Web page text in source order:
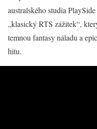
australského studia
„klasický RTS zážitek“,
temnou fantasy náladu a
hitu.